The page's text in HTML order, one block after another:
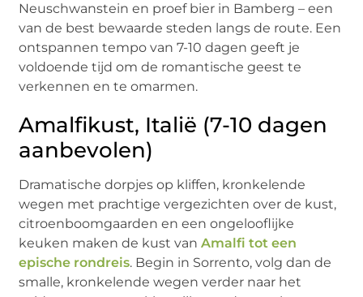
Neuschwanstein en proef bier in Bamberg – een
van de best bewaarde steden langs de route. Een
ontspannen tempo van 7-10 dagen geeft je
voldoende tijd om de romantische geest te
verkennen en te omarmen.
Amalfikust, Italië (7-10 dagen
aanbevolen)
Dramatische dorpjes op kliffen, kronkelende
wegen met prachtige vergezichten over de kust,
citroenboomgaarden en een ongelooflijke
keuken maken de kust vanAmalfi tot een
epische rondreis. Begin in Sorrento, volg dan de
smalle, kronkelende wegen verder naar het